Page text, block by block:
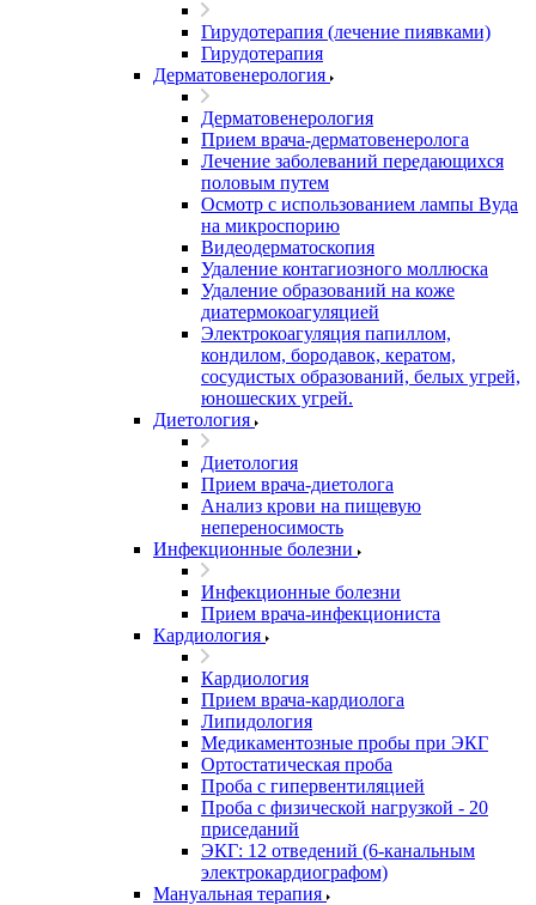
Гирудотерапия (лечение пиявками)
Гирудотерапия
Дерматовенерология
Дерматовенерология
Прием врача-дерматовенеролога
Лечение заболеваний передающихся
половым путем
Осмотр с использованием лампы Вуда
на микроспорию
Видеодерматоскопия
Удаление контагиозного моллюска
Удаление образований на коже
диатермокоагуляцией
Электрокоагуляция папиллом,
кондилом, бородавок, кератом,
сосудистых образований, белых угрей,
юношеских угрей.
Диетология
Диетология
Прием врача-диетолога
Анализ крови на пищевую
непереносимость
Инфекционные болезни
Инфекционные болезни
Прием врача-инфекциониста
Кардиология
Кардиология
Прием врача-кардиолога
Липидология
Медикаментозные пробы при ЭКГ
Ортостатическая проба
Проба с гипервентиляцией
Проба с физической нагрузкой - 20
приседаний
ЭКГ: 12 отведений (6-канальным
электрокардиографом)
Мануальная терапия